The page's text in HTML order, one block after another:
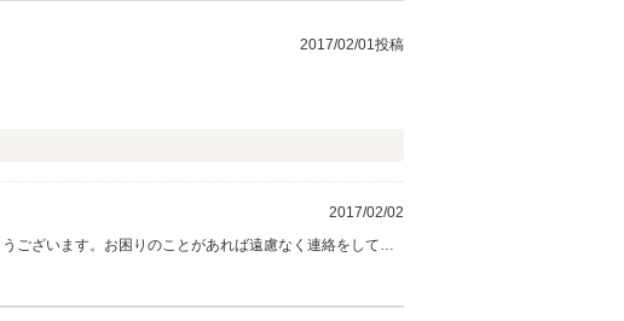
2017/02/01投稿
2017/02/02
ございます。お困りのことがあれば遠慮なく連絡をしてだ